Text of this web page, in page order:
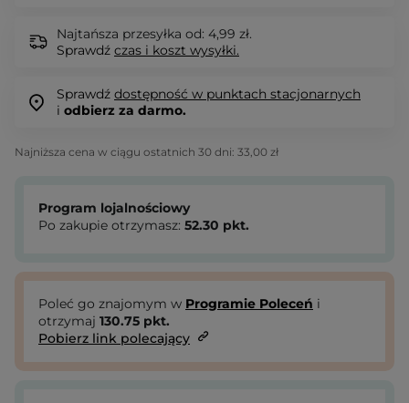
Najtańsza przesyłka od: 4,99 zł.
Sprawdź czas i koszt wysyłki.
Sprawdź dostępność w punktach stacjonarnych
i odbierz za darmo.
Najniższa cena w ciągu ostatnich 30 dni: 33,00 zł
Program lojalnościowy
Po zakupie otrzymasz: 52.30 pkt.
Poleć go znajomym w Programie Poleceń i
otrzymaj 130.75 pkt.
Pobierz link polecający